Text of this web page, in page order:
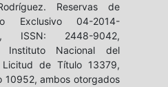
Reservas de
Exclusivo 04-2014-
ISSN: 2448-9042,
Nacional del
de Título 13379,
10952, ambos otorgados